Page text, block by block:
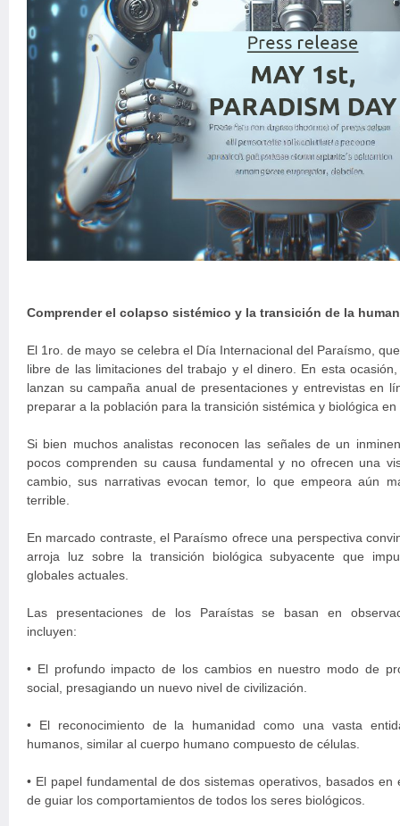
Comprender el colapso sistémico y la transición de la
El 1ro. de mayo se celebra el Día Internacional del Paraísmo,
libre de las limitaciones del trabajo y el dinero. En esta
lanzan su campaña anual de presentaciones y entrevistas en
preparar a la población para la transición sistémica y biológica en
Si bien muchos analistas reconocen las señales de un
pocos comprenden su causa fundamental y no ofrecen una
cambio, sus narrativas evocan temor, lo que empeora aún
terrible.
En marcado contraste, el Paraísmo ofrece una perspectiva
arroja luz sobre la transición biológica subyacente que
globales actuales.
Las presentaciones de los Paraístas se basan en
incluyen:
• El profundo impacto de los cambios en nuestro modo de
social, presagiando un nuevo nivel de civilización.
• El reconocimiento de la humanidad como una vasta
humanos, similar al cuerpo humano compuesto de células.
• El papel fundamental de dos sistemas operativos, basados
de guiar los comportamientos de todos los seres biológicos.